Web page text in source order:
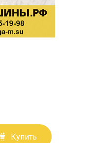
Купить